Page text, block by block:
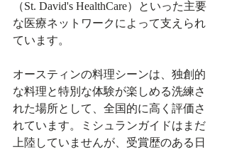
（St. David's HealthCare）といった主要
な医療ネットワークによって支えられ
ています。
オースティンの料理シーンは、独創的
な料理と特別な体験が楽しめる洗練さ
れた場所として、全国的に高く評価さ
れています。ミシュランガイドはまだ
上陸していませんが、受賞歴のある日